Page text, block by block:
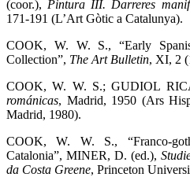
(coor.), Pintura III. Darreres
171-191 (L’Art Gòtic a Catalunya).
COOK, W. W. S., “Early
Collection”, The Art Bulletin, XI, 2
COOK, W. W. S.; GUDIOL
románicas, Madrid, 1950 (Ars
Madrid, 1980).
COOK, W. W. S., “Franco-
Catalonia”, MINER, D. (ed.),
da Costa Greene, Princeton